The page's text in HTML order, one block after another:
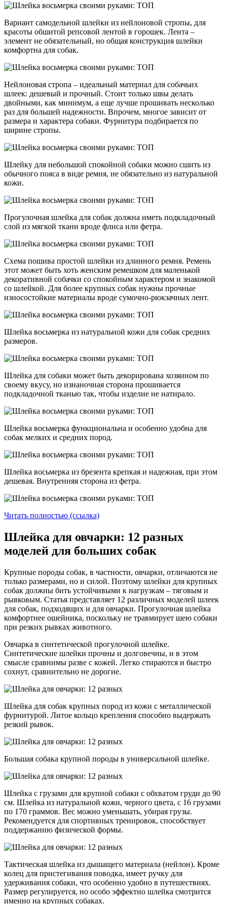
Вариант самодельной шлейки из нейлоновой стропы, для
красоты обшитой репсовой лентой в горошек. Лента –
элемент не обязательный, но общая конструкция шлейки
комфортна для собак.
Нейлоновая стропа – идеальный материал для собачьих
шлеек: дешевый и прочный. Стоит только швы делать
двойными, как минимум, а еще лучше прошивать несколько
раз для большей надежности. Впрочем, многое зависит от
размера и характера собаки. Фурнитура подбирается по
ширине стропы.
Шлейку для небольшой спокойной собаки можно сшить из
обычного пояса в виде ремня, не обязательно из натуральной
кожи.
Прогулочная шлейка для собак должна иметь подкладочный
слой из мягкой ткани вроде флиса или фетра.
Схема пошива простой шлейки из длинного ремня. Ремень
этот может быть хоть женским ремешком для маленькой
декоративной собачки со спокойным характером и знакомой
со шлейкой. Для более крупных собак нужны прочные
износостойкие материалы вроде сумочно-рюкзачных лент.
Шлейка восьмерка из натуральной кожи для собак средних
размеров.
Шлейка для собаки может быть декорирована хозяином по
своему вкусу, но изнаночная сторона прошивается
подкладочной тканью так, чтобы изделие не натирало.
Шлейка восьмерка функциональна и особенно удобна для
собак мелких и средних пород.
Шлейка восьмерка из брезента крепкая и надежная, при этом
дешевая. Внутренняя сторона из фетра.
Читать полностью (ссылка)
Шлейка для овчарки: 12 разных
моделей для больших собак
Крупные породы собак, в частности, овчарки, отличаются не
только размерами, но и силой. Поэтому шлейки для крупных
собак должны бить устойчивыми к нагрузкам – тяговым и
рывковым. Статья представляет 12 различных моделей шлеек
для собак, подходящих и для овчарки. Прогулочная шлейка
комфортнее ошейника, поскольку не травмирует шею собаки
при резких рывках животного.
Овчарка в синтетической прогулочной шлейке.
Синтетические шлейки прочны и долговечны, и в этом
смысле сравнимы разве с кожей. Легко стираются и быстро
сохнут, сравнительно не дорогие.
Шлейка для собак крупных пород из кожи с металлической
фурнитурой. Литое кольцо крепления способно выдержать
резкий рывок.
Большая собака крупной породы в универсальной шлейке.
Шлейка с грузами для крупной собаки с обхватом груди до 90
см. Шлейка из натуральной кожи, черного цвета, с 16 грузами
по 170 граммов. Вес можно уменьшать, убирая грузы.
Рекомендуется для спортивных тренировок, способствует
поддержанию физической формы.
Тактическая шлейка из дышащего материала (нейлон). Кроме
колец для пристегивания поводка, имеет ручку для
удерживания собаки, что особенно удобно в путешествиях.
Размер регулируется, но особо эффектно шлейка смотрится
именно на крупных собаках.